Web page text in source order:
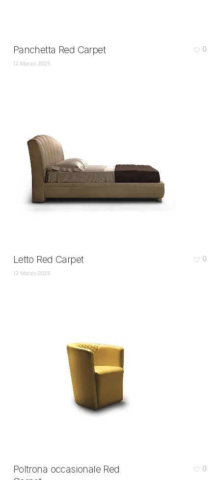
Panchetta Red Carpet
12 Marzo 2025
0
Letto Red Carpet
12 Marzo 2025
0
Poltrona occasionale Red
0